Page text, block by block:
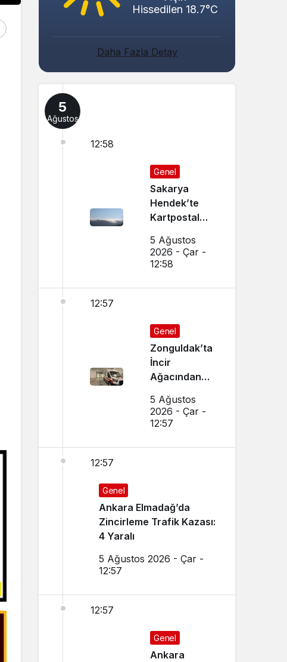
Hissedilen 18.7°C
Daha Fazla Detay
5
Ağustos
12:58
Genel
Sakarya
Hendek’te
Kartpostal
Büyüledi
5 Ağustos
2026 - Çar -
12:58
12:57
Genel
Zonguldak’ta
İncir
Ağacından
Ağır
Yaralandı
5 Ağustos
2026 - Çar -
12:57
12:57
Genel
Ankara Elmadağ’da
Zincirleme Trafik Kazası:
4 Yaralı
5 Ağustos 2026 - Çar -
12:57
12:57
Genel
Ankara